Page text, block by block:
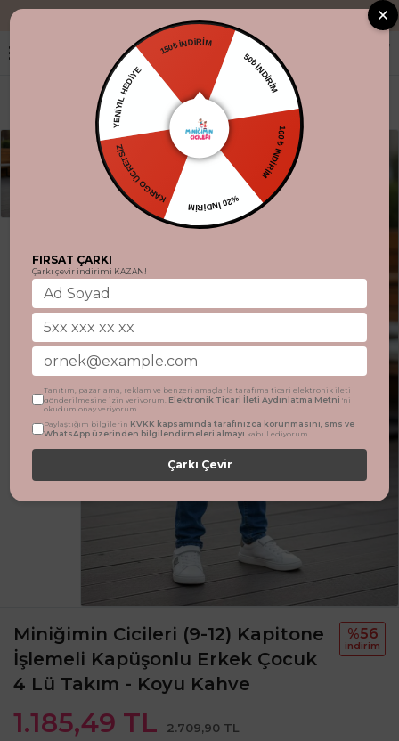
"Aynı gün
Miniğimin Cicileri (9-12) Kapitone
İşlemeli Kapüşonlu Erkek Çocuk
4 Lü Takım - Koyu Kahve
1.185,49 TL 2.709,90 TL
%56
i̇ndi̇ri̇m
150₺ İNDİRİM
50₺ İNDİRİM
100 ₺ İNDİRİM
%20 İNDİRİM
KARGO ÜCRETSİZ
YENİYIL HEDİYE
FIRSAT ÇARKI
Çarkı çevir indirimi KAZAN!
Tanıtım, pazarlama, reklam ve benzeri amaçlarla tarafıma ticari elektronik ileti
gönderilmesine izin veriyorum. Elektronik Ticari İleti Aydınlatma Metni 'ni
okudum onay veriyorum.
Paylaştığım bilgilerin KVKK kapsamında tarafınızca korunmasını, sms ve
WhatsApp üzerinden bilgilendirmeleri almayı kabul ediyorum.
Çarkı Çevir